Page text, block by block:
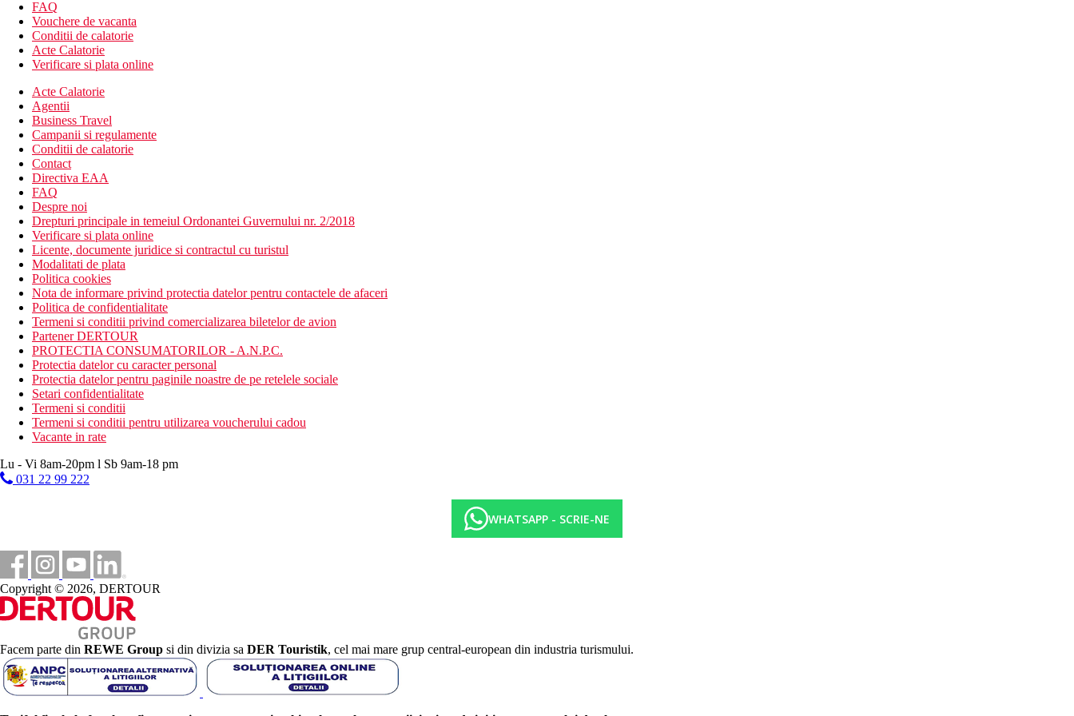
piscina exterioara
restaurant
seri BBQ
baruri
divertisment
receptie 24/7
organizari excursii
inchirieri automobile
WiFi gratuit
camera de bagaje
Descrierea plajei
plaja publica
sezlonguri si umbrele (contra cost)
Activitati sportive gratuite
piscina (sezlonguri si umbrele langa piscina)
darts
tenis de masa
minigolf
Activitati sportive contra cost
biliard
Dieta
Restaurantul principal serveste toate mesele zilei cu specific culinar international si local
Bar
Categoria oficiala
3 stele
Site web
Contessa Hotel
Incepand cu 2025, in Grecia exista obligatia de a plati taxa climatica in functie de categoria de hotel. Taxa nu este inclusa in tariful ofertei si va fi achitata de catre client la receptia hotelului. Noile taxe de
statiune in Grecia sunt (Aprilie – Octombrie): 5.00 €. Tarifele afisate sunt pe camera/noapte.
Distanţe
7 km
Distanta de cel mai apropiat aeroport
150 m
Magazine
300 m
FAQ
Vouchere de vacanta
Conditii de calatorie
Acte Calatorie
Verificare si plata online
Acte Calatorie
Agentii
Business Travel
Campanii si regulamente
Conditii de calatorie
Contact
Directiva EAA
FAQ
Despre noi
Drepturi principale in temeiul Ordonantei Guvernului nr. 2/2018
Verificare si plata online
Licente, documente juridice si contractul cu turistul
Modalitati de plata
Politica cookies
Nota de informare privind protectia datelor pentru contactele de afaceri
Politica de confidentialitate
Termeni si conditii privind comercializarea biletelor de avion
Partener DERTOUR
PROTECTIA CONSUMATORILOR - A.N.P.C.
Protectia datelor cu caracter personal
Protectia datelor pentru paginile noastre de pe retelele sociale
Setari confidentialitate
Termeni si conditii
Termeni si conditii pentru utilizarea voucherului cadou
Vacante in rate
Lu - Vi 8am-20pm l Sb 9am-18 pm
031 22 99 222
WHATSAPP - SCRIE-NE
Copyright © 2026, DERTOUR
Facem parte din REWE Group si din divizia sa DER Touristik, cel mai mare grup central-european din industria turismului.